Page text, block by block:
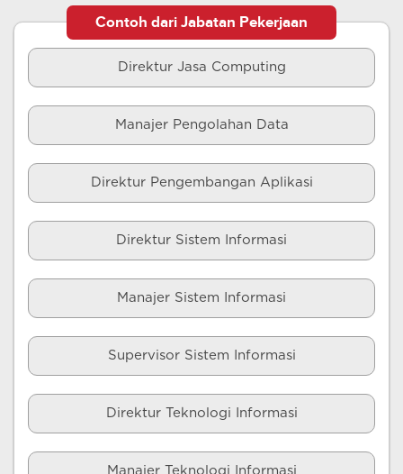
Contoh dari Jabatan Pekerjaan
Direktur Jasa Computing
Manajer Pengolahan Data
Direktur Pengembangan Aplikasi
Direktur Sistem Informasi
Manajer Sistem Informasi
Supervisor Sistem Informasi
Direktur Teknologi Informasi
Manajer Teknologi Informasi